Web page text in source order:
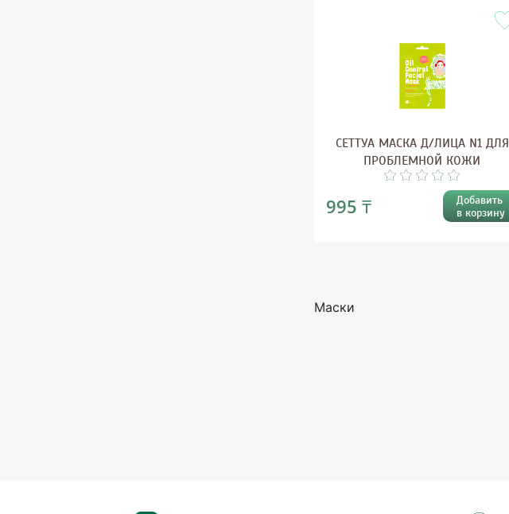
СЕТТУА МАСКА Д/ЛИЦА N1 ДЛЯ
ПРОБЛЕМНОЙ КОЖИ
995 ₸
Добавить
в корзину
Маски